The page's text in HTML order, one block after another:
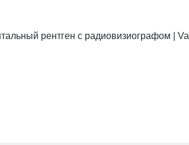
рентген с радиовизиографом |